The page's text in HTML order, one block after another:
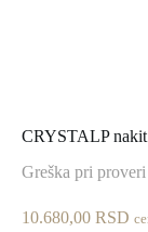
CRYSTALP
Greška pri
10.680,00 RSD